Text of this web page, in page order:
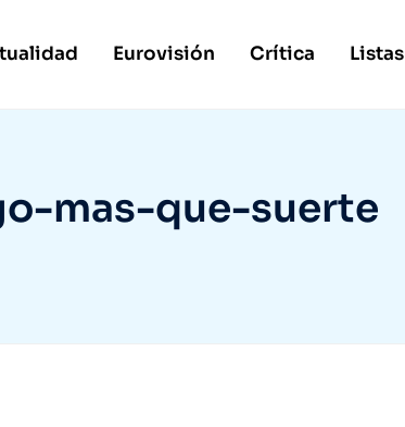
Eurovisión Crítica Listas
mas-que-suerte